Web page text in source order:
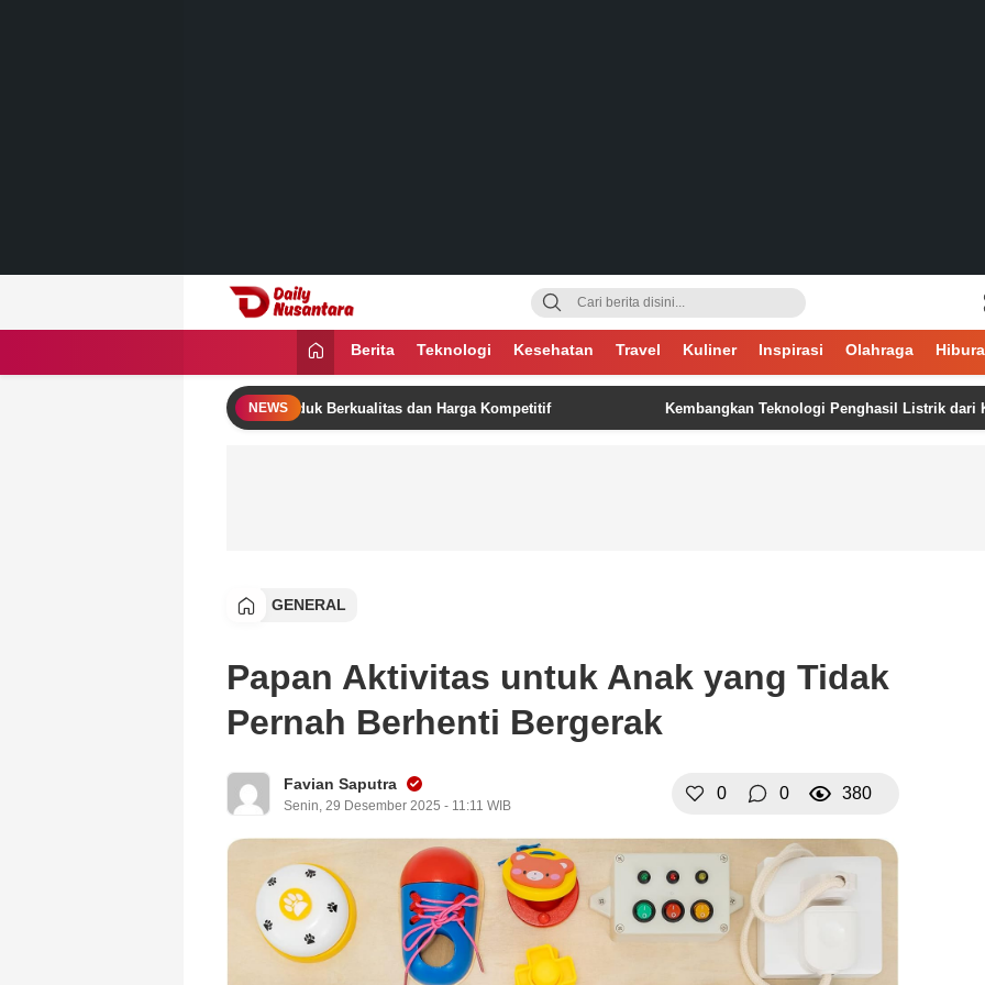
Daily Nusantara
Menyajikan Fakta, Menginspirasi Bangsa
Berita Teknologi Kesehatan Travel Kuliner Inspirasi Olahraga
NEWS
Menguntungkan dengan Produk Berkualitas dan Harga Kompetitif Kembangkan Teknologi Penghasil Listrik dari
GENERAL
Papan Aktivitas untuk Anak yang Tidak
Pernah Berhenti Bergerak
Favian Saputra
Senin, 29 Desember 2025 - 11:11 WIB
0 0 380